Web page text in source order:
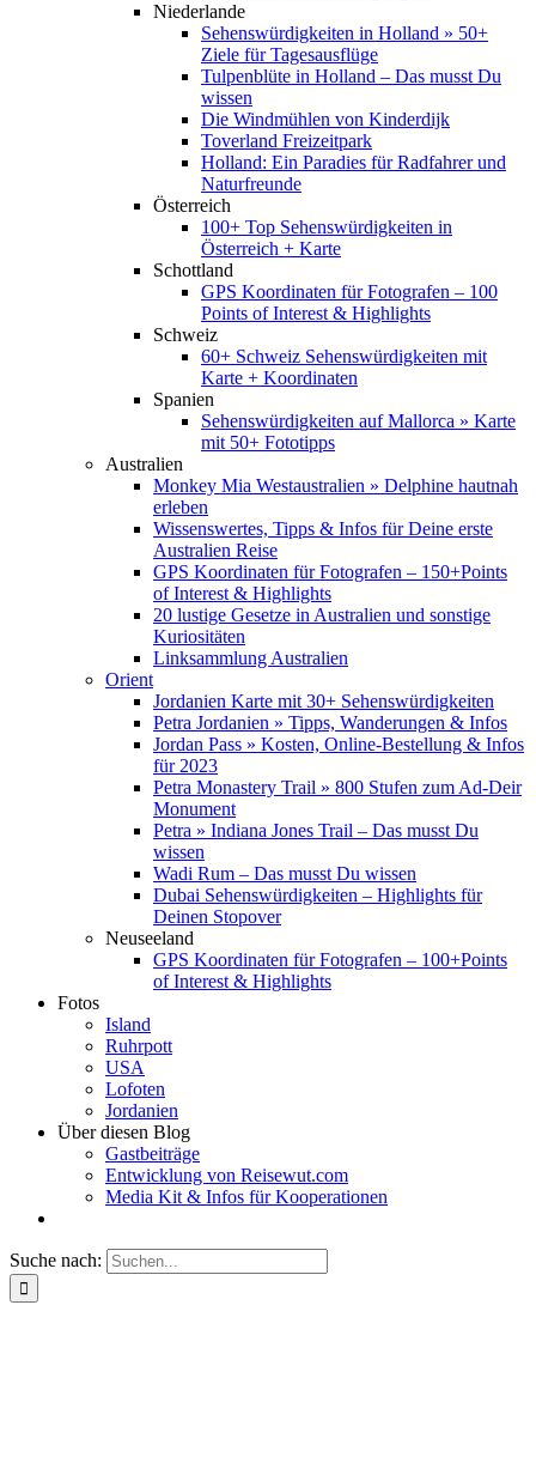
Niederlande
Sehenswürdigkeiten in Holland » 50+
Ziele für Tagesausflüge
Tulpenblüte in Holland – Das musst Du
wissen
Die Windmühlen von Kinderdijk
Toverland Freizeitpark
Holland: Ein Paradies für Radfahrer und
Naturfreunde
Österreich
100+ Top Sehenswürdigkeiten in
Österreich + Karte
Schottland
GPS Koordinaten für Fotografen – 100
Points of Interest & Highlights
Schweiz
60+ Schweiz Sehenswürdigkeiten mit
Karte + Koordinaten
Spanien
Sehenswürdigkeiten auf Mallorca » Karte
mit 50+ Fototipps
Australien
Monkey Mia Westaustralien » Delphine hautnah
erleben
Wissenswertes, Tipps & Infos für Deine erste
Australien Reise
GPS Koordinaten für Fotografen – 150+Points
of Interest & Highlights
20 lustige Gesetze in Australien und sonstige
Kuriositäten
Linksammlung Australien
Orient
Jordanien Karte mit 30+ Sehenswürdigkeiten
Petra Jordanien » Tipps, Wanderungen & Infos
Jordan Pass » Kosten, Online-Bestellung & Infos
für 2023
Petra Monastery Trail » 800 Stufen zum Ad-Deir
Monument
Petra » Indiana Jones Trail – Das musst Du
wissen
Wadi Rum – Das musst Du wissen
Dubai Sehenswürdigkeiten – Highlights für
Deinen Stopover
Neuseeland
GPS Koordinaten für Fotografen – 100+Points
of Interest & Highlights
Fotos
Island
Ruhrpott
USA
Lofoten
Jordanien
Über diesen Blog
Gastbeiträge
Entwicklung von Reisewut.com
Media Kit & Infos für Kooperationen
Suche nach: